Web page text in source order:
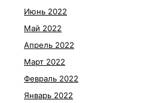
Июнь 2022
Май 2022
Апрель 2022
Март 2022
Февраль 2022
Январь 2022